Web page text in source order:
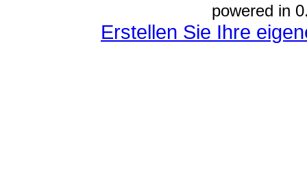
powered in
Erstellen Sie Ihre